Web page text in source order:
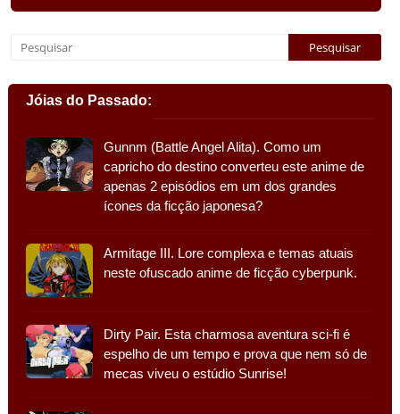
Jóias do Passado:
Gunnm (Battle Angel Alita). Como um
capricho do destino converteu este anime de
apenas 2 episódios em um dos grandes
ícones da ficção japonesa?
Armitage III. Lore complexa e temas atuais
neste ofuscado anime de ficção cyberpunk.
Dirty Pair. Esta charmosa aventura sci-fi é
espelho de um tempo e prova que nem só de
mecas viveu o estúdio Sunrise!